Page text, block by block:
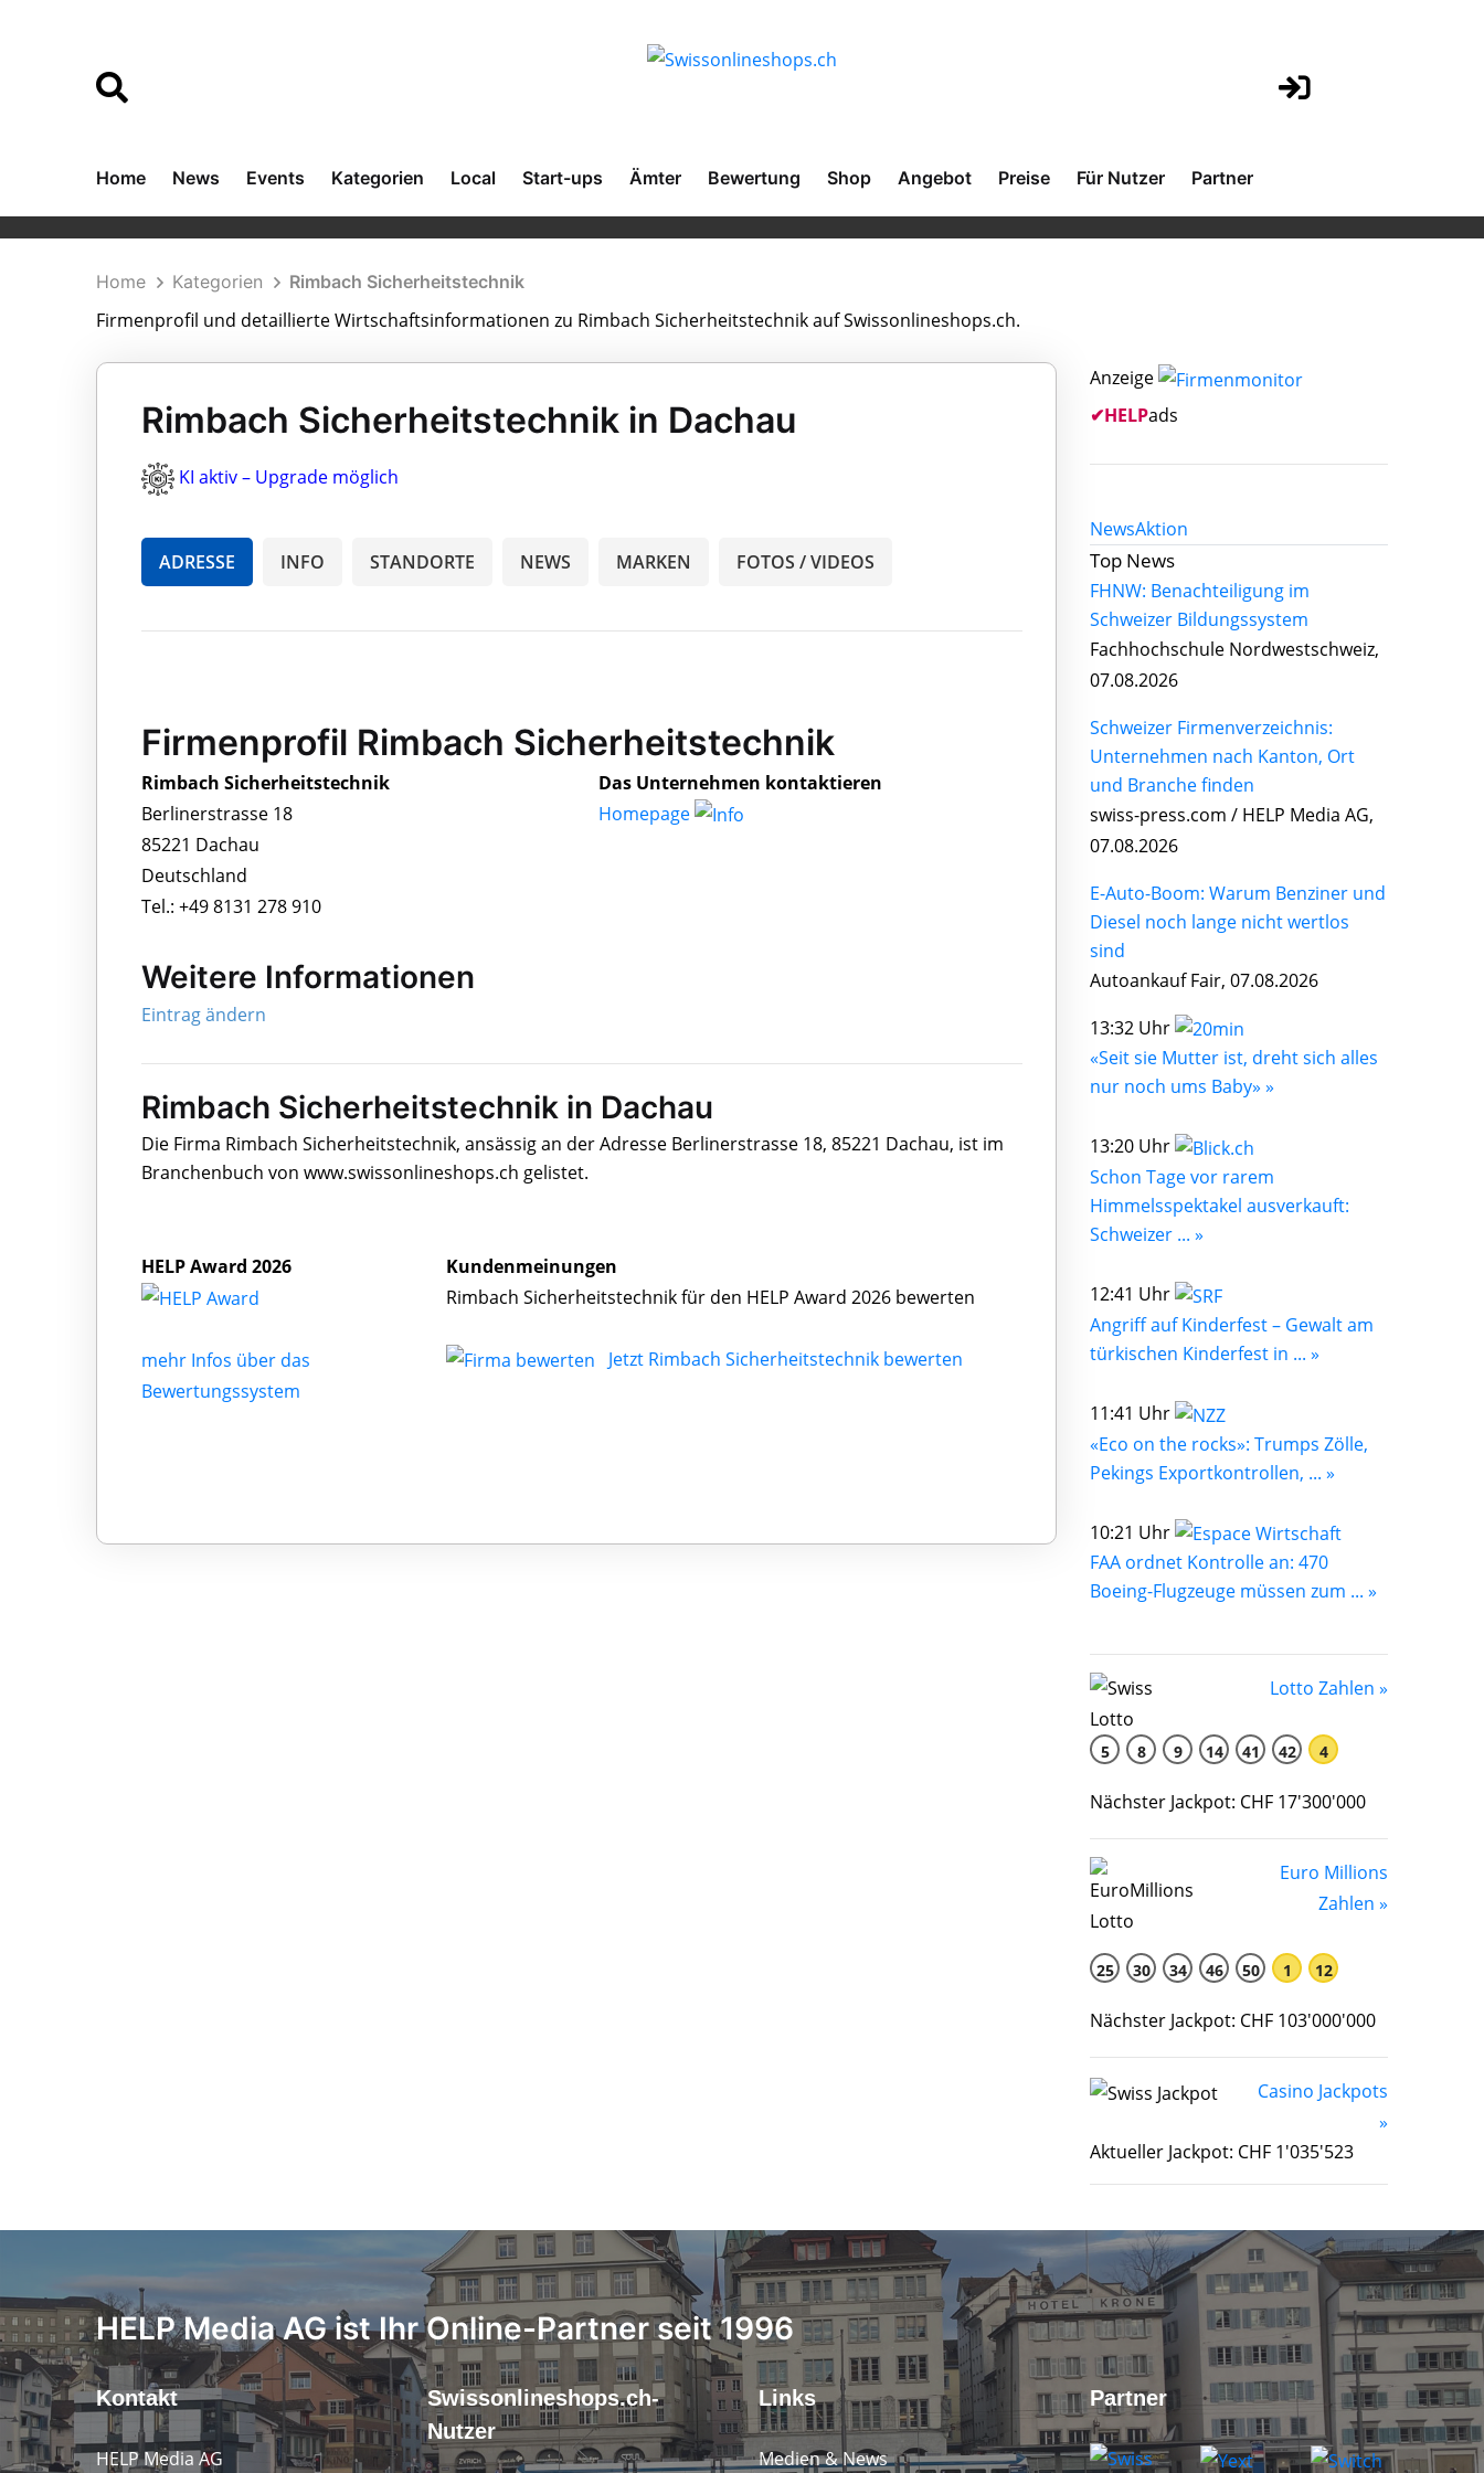
Home News Events Kategorien Local Start-ups Ämter Bewertung Shop Angebot Preise Für Nutzer Partner
Home Kategorien Rimbach Sicherheitstechnik
Firmenprofil und detaillierte Wirtschaftsinformationen zu Rimbach Sicherheitstechnik auf Swissonlineshops.ch.
Rimbach Sicherheitstechnik in Dachau
KI aktiv – Upgrade möglich
ADRESSE INFO STANDORTE NEWS MARKEN FOTOS / VIDEOS
Firmenprofil Rimbach Sicherheitstechnik
Rimbach Sicherheitstechnik
Berlinerstrasse 18
85221 Dachau
Deutschland
Tel.: +49 8131 278 910
Das Unternehmen kontaktieren
Homepage
Weitere Informationen
Eintrag ändern
Rimbach Sicherheitstechnik in Dachau
Die Firma Rimbach Sicherheitstechnik, ansässig an der Adresse Berlinerstrasse 18, 85221 Dachau, ist im
Branchenbuch von www.swissonlineshops.ch gelistet.
HELP Award 2026
mehr Infos über das
Bewertungssystem
Kundenmeinungen
Rimbach Sicherheitstechnik für den HELP Award 2026 bewerten
Jetzt Rimbach Sicherheitstechnik bewerten
Anzeige
✔HELPads
NewsAktion
Top News
FHNW: Benachteiligung im
Schweizer Bildungssystem
Fachhochschule Nordwestschweiz,
07.08.2026
Schweizer Firmenverzeichnis:
Unternehmen nach Kanton, Ort
und Branche finden
swiss-press.com / HELP Media AG,
07.08.2026
E-Auto-Boom: Warum Benziner und
Diesel noch lange nicht wertlos
sind
Autoankauf Fair, 07.08.2026
13:32 Uhr
«Seit sie Mutter ist, dreht sich alles
nur noch ums Baby» »
13:20 Uhr
Schon Tage vor rarem
Himmelsspektakel ausverkauft:
Schweizer ... »
12:41 Uhr
Angriff auf Kinderfest – Gewalt am
türkischen Kinderfest in ... »
11:41 Uhr
«Eco on the rocks»: Trumps Zölle,
Pekings Exportkontrollen, ... »
10:21 Uhr
FAA ordnet Kontrolle an: 470
Boeing-Flugzeuge müssen zum ... »
Lotto Zahlen »
5 8 9 14 41 42 4
Nächster Jackpot: CHF 17'300'000
Euro Millions
Zahlen »
25 30 34 46 50 1 12
Nächster Jackpot: CHF 103'000'000
Casino Jackpots
»
Aktueller Jackpot: CHF 1'035'523
HELP Media AG ist Ihr Online-Partner seit 1996
Kontakt
HELP Media AG
Swissonlineshops.ch-
Nutzer
Links
Medien & News
Partner